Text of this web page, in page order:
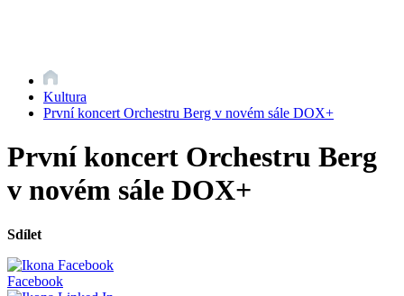
Kultura
První koncert Orchestru Berg v novém sále DOX+
První koncert Orchestru Berg
v novém sále DOX+
Sdílet
Facebook